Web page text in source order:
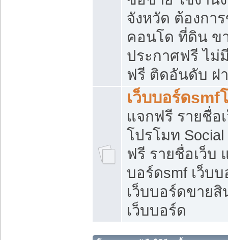
จังหวัด ต้องกา
คอนโด ที่ดิน ข
ประกาศฟรี ไม่
ฟรี ติดอันดับ ฝ
เว็บบอร์ดsmf
แจกฟรี รายชื่อ
โปรโมท
ฟรี รายชื่อเว็บ
บอร์ดsmf เว็บ
เว็บบอร์ดขาย
เว็บบอร์ด